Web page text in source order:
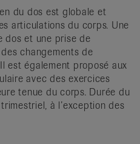
du dos est globale et
articulations du corps. Une
dos et une prise de
changements de
est également proposé aux
avec des exercices
tenue du corps. Durée du
à l’exception des